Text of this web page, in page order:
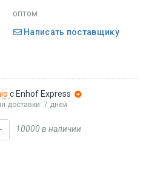
оптом
Написать поставщику
с Enhof Express
доставки: 7 дней
10000 в наличии